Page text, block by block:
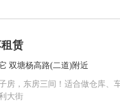
赁
双塘杨高路(二道)附近
房，东房三间！适合做仓库、
大街